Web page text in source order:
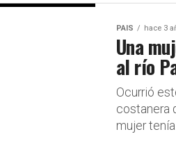
PAIS hace 3
Una
al río
Ocurrió
costanera
mujer